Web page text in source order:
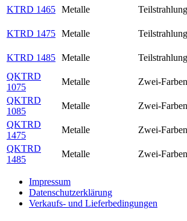
KTRD 1465 Metalle Teilstrahlung
KTRD 1475 Metalle Teilstrahlung
KTRD 1485 Metalle Teilstrahlung
QKTRD
1075
Metalle Zwei-Farben
QKTRD
1085
Metalle Zwei-Farben
QKTRD
1475
Metalle Zwei-Farben
QKTRD
1485
Metalle Zwei-Farben
Impressum
Datenschutzerklärung
Verkaufs- und Lieferbedingungen